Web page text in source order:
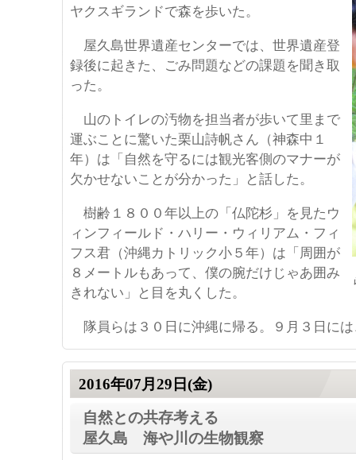
ヤクスギランドで森を歩いた。
屋久島世界遺産センターでは、世界遺産登
録後に起きた、ごみ問題などの課題を聞き取
った。
山のトイレの汚物を担当者が歩いて里まで
運ぶことに驚いた栗山詩帆さん（神森中１
年）は「自然を守るには観光客側のマナーが
欠かせないことが分かった」と話した。
樹齢１８００年以上の「仏陀杉」を見たウ
ィンフィールド・ハリー・ウィリアム・フィ
フス君（沖縄カトリック小５年）は「周囲が
８メートルもあって、僕の腕だけじゃあ囲み
きれない」と目を丸くした。
隊員らは３０日に沖縄に帰る。９月３日に
2016年07月29日(金)
自然との共存考える
屋久島 海や川の生物観察